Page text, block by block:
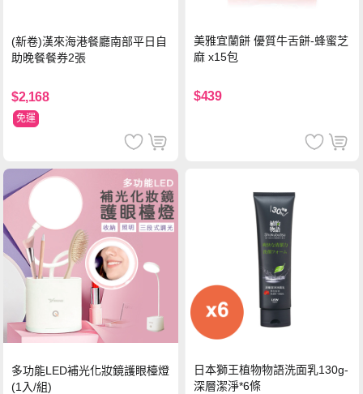
(新卷)漢來海港餐廳南部平日自
助晚餐餐券2張
$2,168
免運
美雅宜蘭餅 優質牛舌餅-蜂蜜芝
麻 x15包
$439
多功能LED補光化妝鏡護眼檯燈
(1入/組)
日本獅王植物物語洗面乳130g-
深層潔淨*6條